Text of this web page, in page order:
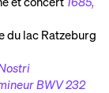
du lac Ratzeburg
BWV 232